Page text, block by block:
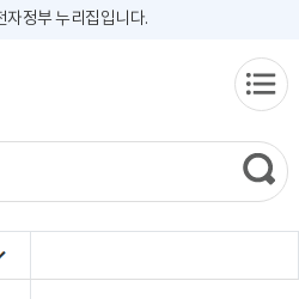
자정부 누리집입니다.